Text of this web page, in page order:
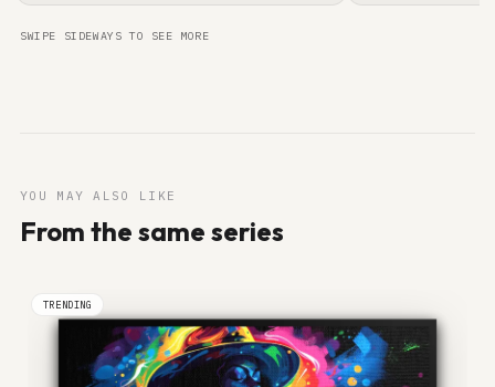
gift.”
SWIPE SIDEWAYS TO SEE MORE
YOU MAY ALSO LIKE
From the same series
TRENDING